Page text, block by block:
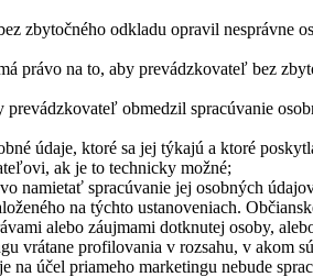
zbytočného odkladu opravil nesprávne
právo na to, aby prevádzkovateľ bez
obmedzil spracúvanie
údaje, ktoré sa jej týkajú a ktoré
ak je to technicky možné;
namietať spracúvanie jej osobných
na týchto ustanoveniach.
alebo záujmami dotknutej osoby,
vrátane profilovania v rozsahu, v akom
na účel priameho marketingu nebude